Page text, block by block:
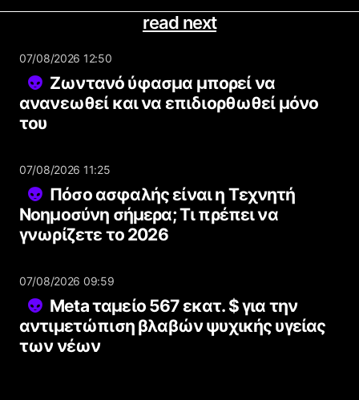
read next
07/08/2026 12:50
Ζωντανό ύφασμα μπορεί να
ανανεωθεί και να επιδιορθωθεί μόνο
του
07/08/2026 11:25
Πόσο ασφαλής είναι η Τεχνητή
Νοημοσύνη σήμερα; Τι πρέπει να
γνωρίζετε το 2026
07/08/2026 09:59
Meta ταμείο 567 εκατ. $ για την
αντιμετώπιση βλαβών ψυχικής υγείας
των νέων